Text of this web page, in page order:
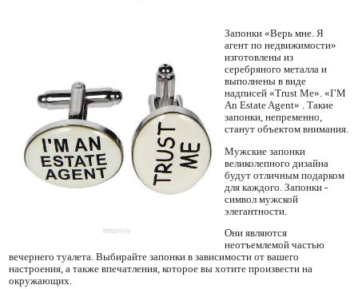
Запонки «Верь мне. Я
агент по недвижимости»
изготовлены из
серебряного металла и
выполнены в виде
надписей «Trust Me». «I’M
An Estate Agent» . Такие
запонки, непременно,
станут объектом внимания.
Мужские запонки
великолепного дизайна
будут отличным подарком
для каждого. Запонки -
символ мужской
элегантности.
Они являются
неотъемлемой частью
вечернего туалета. Выбирайте запонки в зависимости от вашего
настроения, а также впечатления, которое вы хотите произвести на
окружающих.